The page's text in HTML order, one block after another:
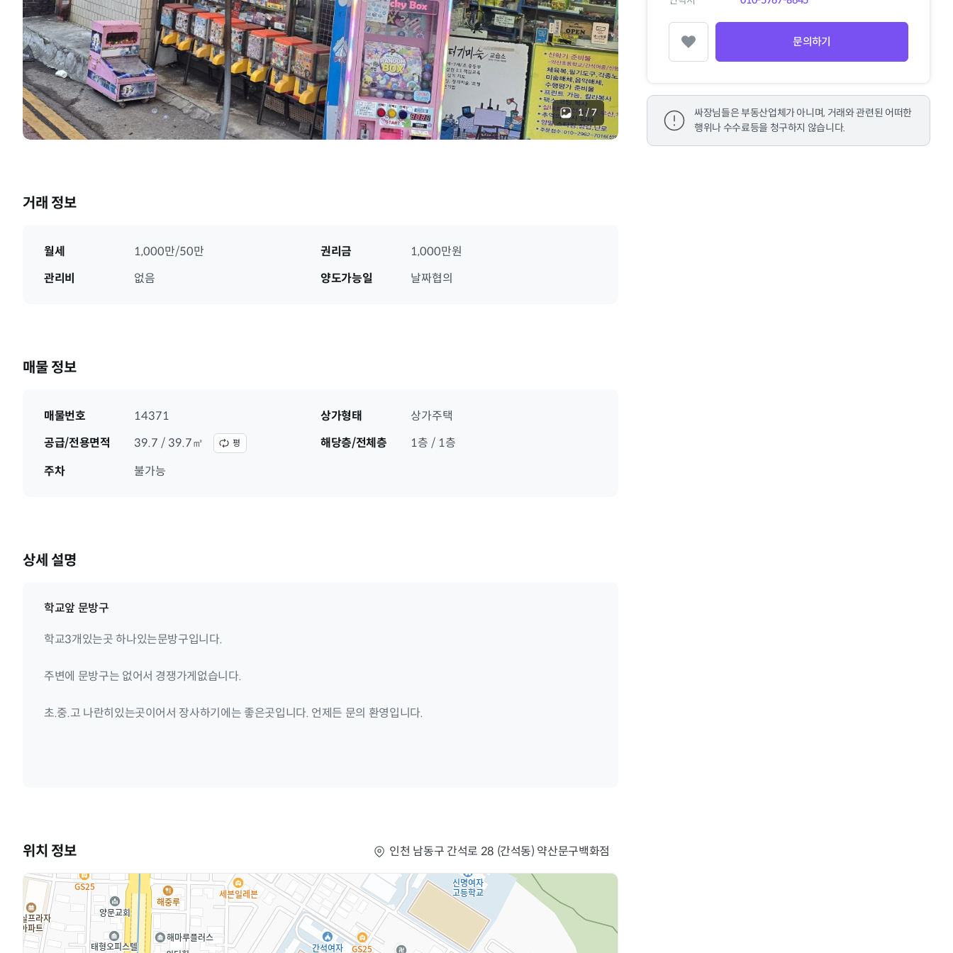
1/7
거래 정보
월세 1,000만/50만 권리금
1,000만원
관리비
없음 양도가능일 날짜협의
매물 정보
매물번호 14371 상가형태
상가주택
공급/전용면적
39.7 / 39.7㎡ 평 해당층/전체층
1층 / 1층
주차
불가능
상세 설명
학교앞 문방구
학교3개있는곳 하나있는문방구입니다.
주변에 문방구는 없어서 경쟁가게없습니다.
초.중.고 나란히있는곳이어서 장사하기에는 좋은곳입니다. 언제든 문의 환영입니다.
위치 정보 인천 남동구 간석로 28 (간석동) 약산문구백화점
찜하기 문의하기
싸장님들은 부동산업체가 아니며, 거래와 관련된 어떠한
행위나 수수료등을 청구하지 않습니다.